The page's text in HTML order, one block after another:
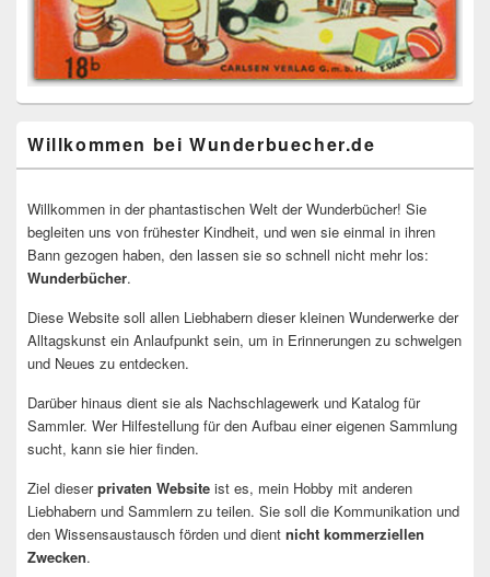
Willkommen bei Wunderbuecher.de
Willkommen in der phantastischen Welt der Wunderbücher! Sie
begleiten uns von frühester Kindheit, und wen sie einmal in ihren
Bann gezogen haben, den lassen sie so schnell nicht mehr los:
Wunderbücher.
Diese Website soll allen Liebhabern dieser kleinen Wunderwerke der
Alltagskunst ein Anlaufpunkt sein, um in Erinnerungen zu schwelgen
und Neues zu entdecken.
Darüber hinaus dient sie als Nachschlagewerk und Katalog für
Sammler. Wer Hilfestellung für den Aufbau einer eigenen Sammlung
sucht, kann sie hier finden.
Ziel dieserprivaten Website ist es, mein Hobby mit anderen
Liebhabern und Sammlern zu teilen. Sie soll die Kommunikation und
den Wissensaustausch förden und dient nicht kommerziellen
Zwecken.